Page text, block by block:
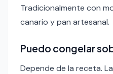
Tradicionalmente con
canario y pan artesanal.
Puedo congelar
Depende de la receta.